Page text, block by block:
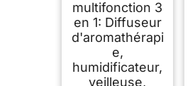
multifonction 3
en 1: Diffuseur
d'aromathérapi
e,
humidificateur,
veilleuse,